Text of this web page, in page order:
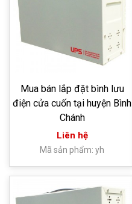
Mua bán lắp đặt bình lưu
điện cửa cuốn tại huyện Bình
Chánh
Liên hệ
Mã sản phẩm: yh